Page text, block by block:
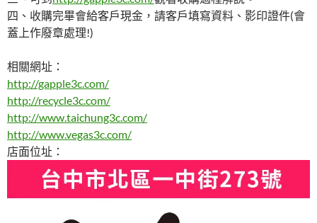
四、收購完畢會給客戶現金，請客戶填寫資料、影印證件(會
蓋上作廢章處理!)
相關網址：
http://gapple3c.com/
http://recycle3c.com/
http://www.taichung3c.com/
http://www.vegas3c.com/
店面位址：